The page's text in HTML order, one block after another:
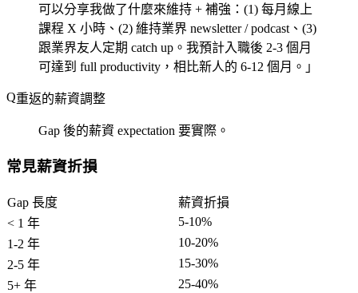
可以分享我做了什麼來維持 + 補強：(1) 每月線上
課程 X 小時、(2) 維持業界 newsletter / podcast、(3)
跟業界友人定期 catch up。我預計入職後 2-3 個月
可達到 full productivity，相比新人的 6-12 個月。」
重返的薪資調整
Gap 後的薪資 expectation 要實際。
常見薪資折損
Gap 長度
薪資折損
< 1 年
5-10%
1-2 年
10-20%
2-5 年
15-30%
5+ 年
25-40%